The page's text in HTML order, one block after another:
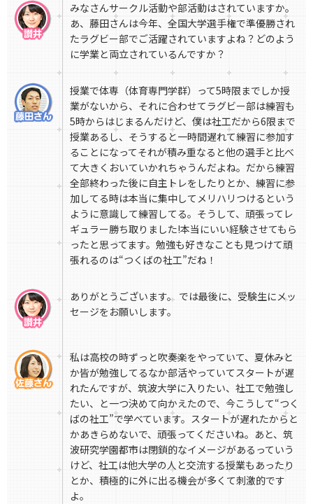
みなさんサークル活動や部活動はされていますか。
あ、藤田さんは今年、全国大学選手権で準優勝され
たラグビー部でご活躍されていますよね？どのよう
に学業と両立されているんですか？
授業で体専（体育専門学群）って5時限までしか授
業がないから、それに合わせてラグビー部は練習も
5時からはじまるんだけど、僕は社工だから6限まで
授業あるし、そうすると一時間遅れて練習に参加す
ることになってそれが積み重なると他の選手と比べ
て大きくおいていかれちゃうんだよね。だから練習
全部終わった後に自主トレをしたりとか、練習に参
加してる時は本当に集中してメリハリつけるという
ように意識して練習してる。そうして、頑張ってレ
ギュラー勝ち取りました!本当にいい経験させてもら
ったと思ってます。勉強も好きなことも見つけて頑
張れるのは“つくばの社工”だね！
ありがとうございます。 では最後に、受験生にメッ
セージをお願いします。
私は高校の時ずっと吹奏楽をやっていて、夏休みと
か皆が勉強してるなか部活やっていてスタートが遅
れたんですが、筑波大学に入りたい、社工で勉強し
たい、と一つ決めて向かえたので、今こうして“つく
ばの社工”で学べています。スタートが遅れたからと
かあきらめないで、頑張ってくださいね。あと、筑
波研究学園都市は閉鎖的なイメージがあるっていう
けど、社工は他大学の人と交流する授業もあったり
とか、積極的に外に出る機会が多くて刺激的です
よ。